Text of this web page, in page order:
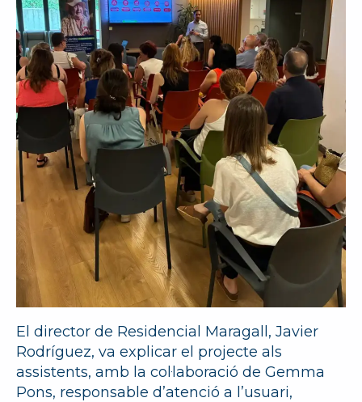
El director de Residencial Maragall, Javier
Rodríguez, va explicar el projecte als
assistents, amb la col·laboració de Gemma
Pons, responsable d’atenció a l’usuari,